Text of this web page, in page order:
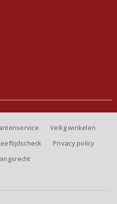
Veilig winkelen
Privacy policy